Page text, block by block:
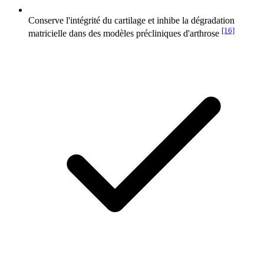
Conserve l'intégrité du cartilage et inhibe la dégradation
matricielle dans des modèles précliniques d'arthrose [16]